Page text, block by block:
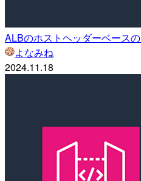
ALBのホストヘッダーベース
よなみね
2024.11.18